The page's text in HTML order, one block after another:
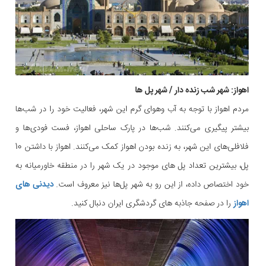
اهواز: شهر شب زنده دار / شهر پل ها
مردم اهواز با توجه به آب وهوای گرم این شهر، فعالیت خود را در شب‌ها
بیشتر پیگیری می‌کنند. شب‌ها در پارک ساحلی اهواز، فست فودی‌ها و
فلافلی‌های این شهر، به زنده بودن اهواز کمک می‌کنند. اهواز با داشتن 10
پل، بیشترین تعداد پل های موجود در یک شهر را در منطقه خاورمیانه به
خود اختصاص داده، از این رو به شهر پل‌ها نیز معروف است.دیدنی های
اهوازرا در صفحه جاذبه های گردشگری ایران دنبال کنید.